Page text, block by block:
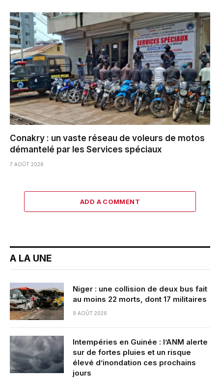
Conakry : un vaste réseau de voleurs de motos
démantelé par les Services spéciaux
7 AOÛT 2026
ADD A COMMENT
A LA UNE
Niger : une collision de deux bus fait
au moins 22 morts, dont 17 militaires
9 AOÛT 2026
Intempéries en Guinée : l’ANM alerte
sur de fortes pluies et un risque
élevé d’inondation ces prochains
jours